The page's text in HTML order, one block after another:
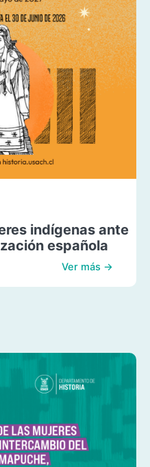
indígenas ante
española
Ver más →